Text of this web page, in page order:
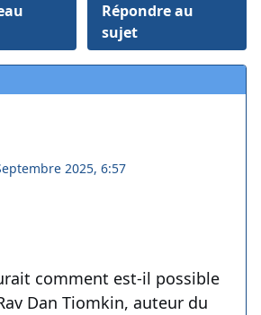
Répondre au
sujet
2025, 6:57
comment est-il possible
Dan Tiomkin, auteur du